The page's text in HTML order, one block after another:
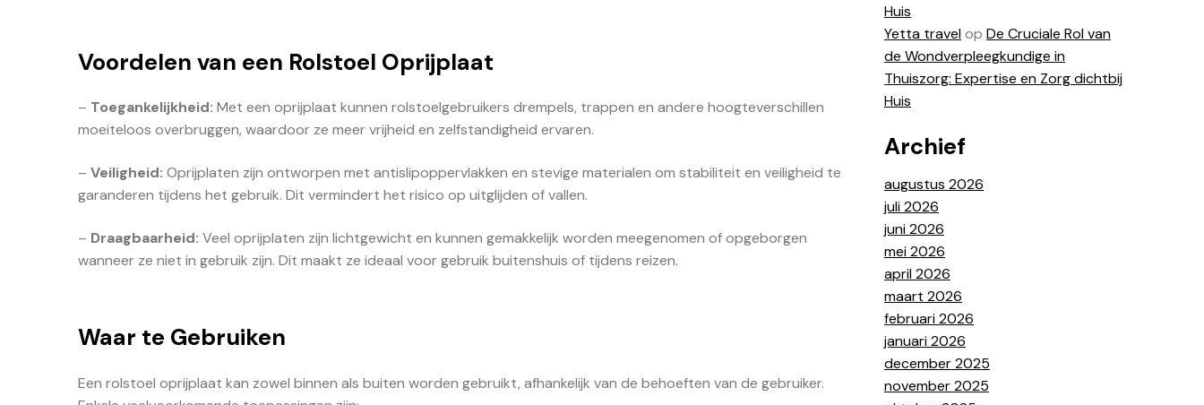
Voordelen van een Rolstoel Oprijplaat
– Toegankelijkheid: Met een oprijplaat kunnen rolstoelgebruikers drempels, trappen en andere hoogteverschillen
moeiteloos overbruggen, waardoor ze meer vrijheid en zelfstandigheid ervaren.
– Veiligheid: Oprijplaten zijn ontworpen met antislipoppervlakken en stevige materialen om stabiliteit en veiligheid te
garanderen tijdens het gebruik. Dit vermindert het risico op uitglijden of vallen.
– Draagbaarheid: Veel oprijplaten zijn lichtgewicht en kunnen gemakkelijk worden meegenomen of opgeborgen
wanneer ze niet in gebruik zijn. Dit maakt ze ideaal voor gebruik buitenshuis of tijdens reizen.
Waar te Gebruiken
Een rolstoel oprijplaat kan zowel binnen als buiten worden gebruikt, afhankelijk van de behoeften van de gebruiker.
Huis
Yetta travelop De Cruciale Rol van
de Wondverpleegkundige in
Thuiszorg: Expertise en Zorg dichtbij
Huis
Archief
augustus 2026
juli 2026
juni 2026
mei 2026
april 2026
maart 2026
februari 2026
januari 2026
december 2025
november 2025